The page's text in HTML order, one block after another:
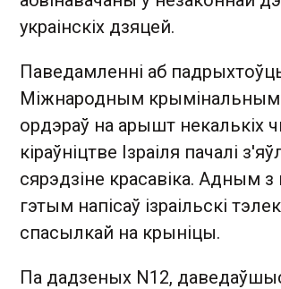
украінскіх дзяцей.
Паведамленні аб
Міжнародным
ордэраў на арышт некалькіх
кіраўніцтве Ізраіля пачалі
сярэдзіне красавіка. Адным
гэтым напісаў ізраільскі
спасылкай на крыніцы.
Па дадзеных N12,